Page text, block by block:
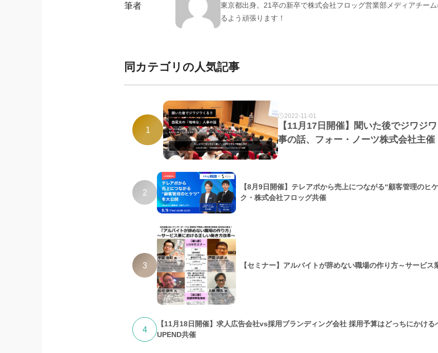
筆者
東京都出身。21卒の新卒で株式会社フロッグ営業部メディアチー
るよう頑張ります！
同カテゴリの人気記事
1
2022-11-01
【11月17日開催】聞いた後でジワジ
事の話、フォー・ノーツ株式会社主催
2
【8月9日開催】テレアポから売上につながる“顧客管理のヒ
ク・株式会社フロッグ共催
3 【セミナー】アルバイトが辞めない職場の作り方～サービ
4
【11月18日開催】求人広告会社vs採用ブランディング会社 採用予算はどっちにかけ
UPEND共催